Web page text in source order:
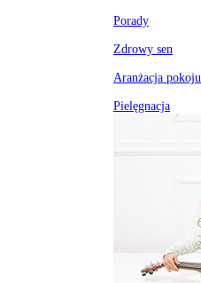
Porady
Zdrowy sen
Aranżacja pokoju
Pielęgnacja